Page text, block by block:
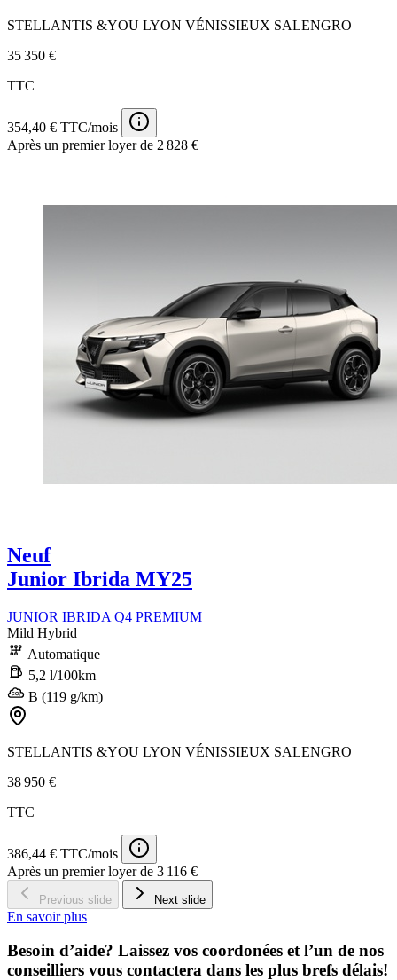
STELLANTIS &YOU LYON VÉNISSIEUX SALENGRO
35 350 €
TTC
354,40 € TTC/mois
Après un premier loyer de 2 828 €
Neuf
Junior Ibrida MY25
JUNIOR IBRIDA Q4 PREMIUM
Mild Hybrid
Automatique
5,2 l/100km
B (119 g/km)
STELLANTIS &YOU LYON VÉNISSIEUX SALENGRO
38 950 €
TTC
386,44 € TTC/mois
Après un premier loyer de 3 116 €
Previous slide Next slide
En savoir plus
Besoin d’aide? Laissez vos coordonées et l’un de nos
conseilliers vous contactera dans les plus brefs délais!